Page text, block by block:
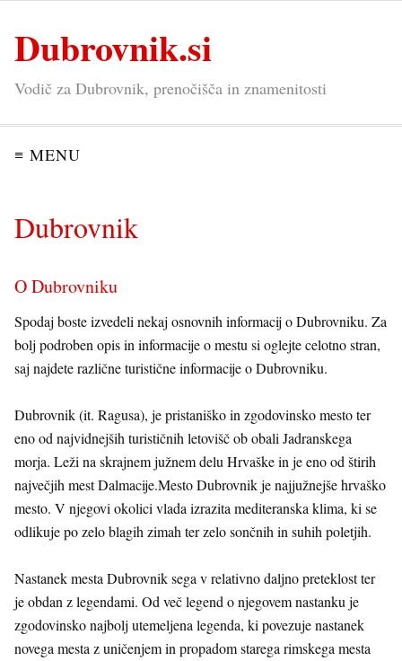
Dubrovnik.si
Vodič za Dubrovnik, prenočišča in znamenitosti
≡ MENU
Dubrovnik
O Dubrovniku
Spodaj boste izvedeli nekaj osnovnih informacij o Dubrovniku. Za
bolj podroben opis in informacije o mestu si oglejte celotno stran,
saj najdete različne turistične informacije o Dubrovniku.
Dubrovnik (it. Ragusa), je pristaniško in zgodovinsko mesto ter
eno od najvidnejših turističnih letovišč ob obali Jadranskega
morja. Leži na skrajnem južnem delu Hrvaške in je eno od štirih
največjih mest Dalmacije.Mesto Dubrovnik je najjužnejše hrvaško
mesto. V njegovi okolici vlada izrazita mediteranska klima, ki se
odlikuje po zelo blagih zimah ter zelo sončnih in suhih poletjih.
Nastanek mesta Dubrovnik sega v relativno daljno preteklost ter
je obdan z legendami. Od več legend o njegovem nastanku je
zgodovinsko najbolj utemeljena legenda, ki povezuje nastanek
novega mesta z uničenjem in propadom starega rimskega mesta